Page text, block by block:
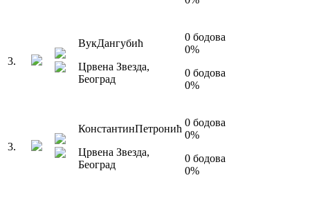
3.
ВукДангубић
Црвена Звезда,
Београд
0 бодова
0%
0 бодова
0%
3.
КонстантинПетронић
Црвена Звезда,
Београд
0 бодова
0%
0 бодова
0%